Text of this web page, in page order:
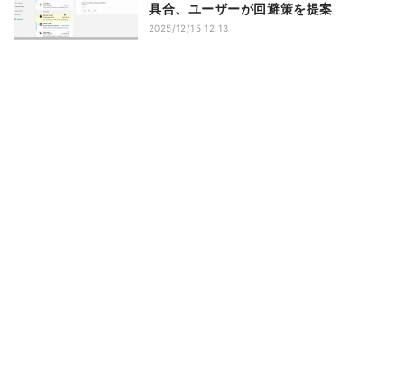
具合、ユーザーが回避策を提案
2025/12/15 12:13